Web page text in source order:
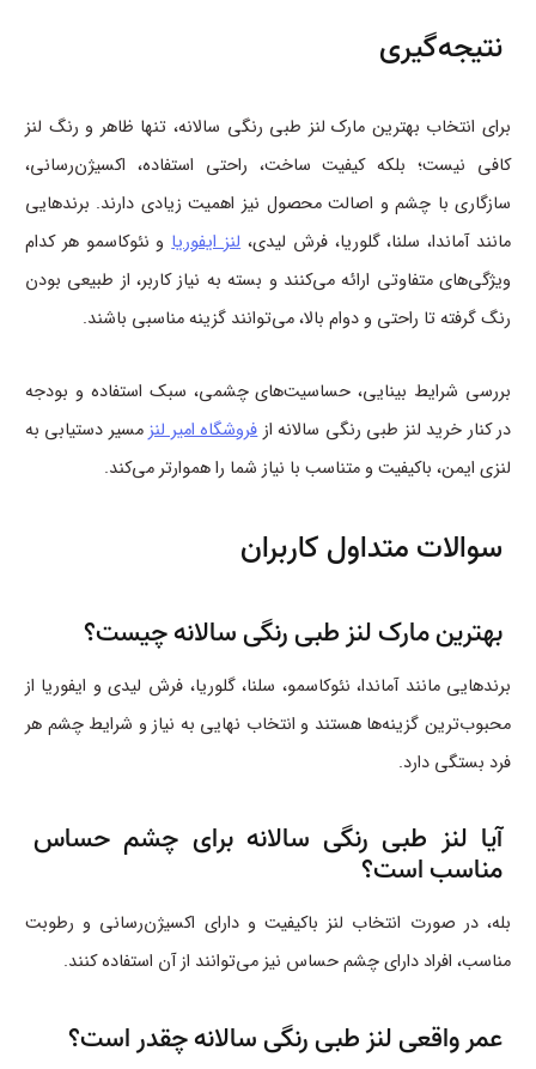
نتیجه‌گیری
برای انتخاب بهترین مارک لنز طبی رنگی سالانه، تنها ظاهر و رنگ لنز
کافی نیست؛ بلکه کیفیت ساخت، راحتی استفاده، اکسیژن‌رسانی،
سازگاری با چشم و اصالت محصول نیز اهمیت زیادی دارند. برندهایی
مانند آماندا، سلنا، گلوریا، فرش لیدی، لنز ایفوریاو نئوکاسمو هر کدام
ویژگی‌های متفاوتی ارائه می‌کنند و بسته به نیاز کاربر، از طبیعی بودن
رنگ گرفته تا راحتی و دوام بالا، می‌توانند گزینه مناسبی باشند.
بررسی شرایط بینایی، حساسیت‌های چشمی، سبک استفاده و بودجه
در کنار خرید لنز طبی رنگی سالانه ازفروشگاه‌ امیر لنزمسیر دستیابی به
لنزی ایمن، باکیفیت و متناسب با نیاز شما را هموارتر می‌کند.
سوالات متداول کاربران
بهترین مارک لنز طبی رنگی سالانه چیست؟
برندهایی مانند آماندا، نئوکاسمو، سلنا، گلوریا، فرش لیدی و ایفوریا از
محبوب‌ترین گزینه‌ها هستند و انتخاب نهایی به نیاز و شرایط چشم هر
فرد بستگی دارد.
آیا لنز طبی رنگی سالانه برای چشم حساس
مناسب است؟
بله، در صورت انتخاب لنز باکیفیت و دارای اکسیژن‌رسانی و رطوبت
مناسب، افراد دارای چشم حساس نیز می‌توانند از آن استفاده کنند.
عمر واقعی لنز طبی رنگی سالانه چقدر است؟